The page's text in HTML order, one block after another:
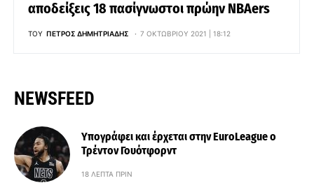
αποδείξεις 18 πασίγνωστοι πρώην NBAers
ΤΟΥ ΠΈΤΡΟΣ ΔΗΜΗΤΡΙΆΔΗΣ 7 ΟΚΤΩΒΡΊΟΥ 2021 | 18:12
NEWSFEED
Υπογράφει και έρχεται στην EuroLeague ο
Τρέντον Γουότφορντ
18 ΛΕΠΤΆ ΠΡΙΝ